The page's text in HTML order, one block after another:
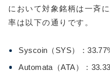
において対象銘柄は一斉
率は以下の通りです。
Syscoin（SYS）：
Automata（ATA）：